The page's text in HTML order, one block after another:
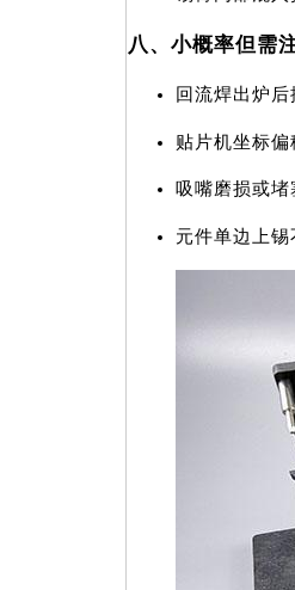
八、小概率但需
回流焊出炉后
贴片机坐标偏
吸嘴磨损或堵
元件单边上锡